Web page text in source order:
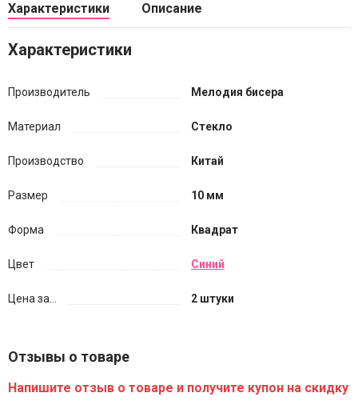
Характеристики Описание
Характеристики
Производитель Мелодия бисера
Материал Стекло
Производство Китай
Размер 10 мм
Форма Квадрат
Цвет Синий
Цена за... 2 штуки
Отзывы о товаре
Напишите отзыв о товаре и получите купон на скидку